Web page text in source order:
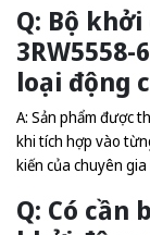
Q: Bộ
loại động
A: Sản phẩm được
khi tích hợp vào
kiến của chuyên
Q: Có cần